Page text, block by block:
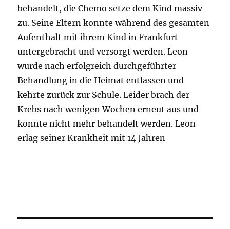
behandelt, die Chemo setze dem Kind massiv
zu. Seine Eltern konnte während des gesamten
Aufenthalt mit ihrem Kind in Frankfurt
untergebracht und versorgt werden. Leon
wurde nach erfolgreich durchgeführter
Behandlung in die Heimat entlassen und
kehrte zurück zur Schule. Leider brach der
Krebs nach wenigen Wochen erneut aus und
konnte nicht mehr behandelt werden. Leon
erlag seiner Krankheit mit 14 Jahren